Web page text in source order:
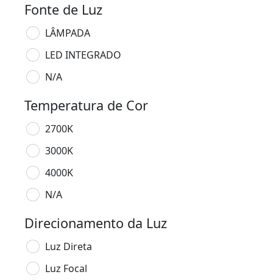
Fonte de Luz
LÂMPADA
LED INTEGRADO
N/A
Temperatura de Cor
2700K
3000K
4000K
N/A
Direcionamento da Luz
Luz Direta
Luz Focal